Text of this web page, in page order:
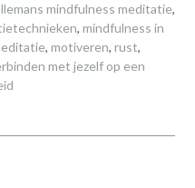
mindfulness meditatie,
, mindfulness in
, motiveren, rust,
met jezelf op een